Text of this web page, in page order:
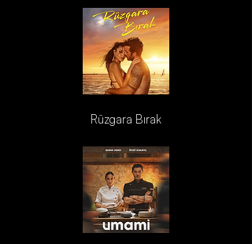
Rüzgara Bırak